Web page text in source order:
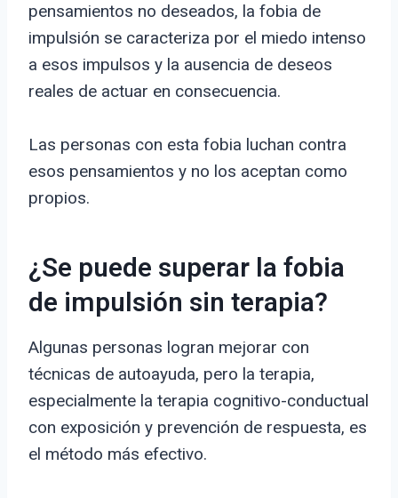
pensamientos no deseados, la fobia de
impulsión se caracteriza por el miedo intenso
a esos impulsos y la ausencia de deseos
reales de actuar en consecuencia.
Las personas con esta fobia luchan contra
esos pensamientos y no los aceptan como
propios.
¿Se puede superar la fobia
de impulsión sin terapia?
Algunas personas logran mejorar con
técnicas de autoayuda, pero la terapia,
especialmente la terapia cognitivo-conductual
con exposición y prevención de respuesta, es
el método más efectivo.